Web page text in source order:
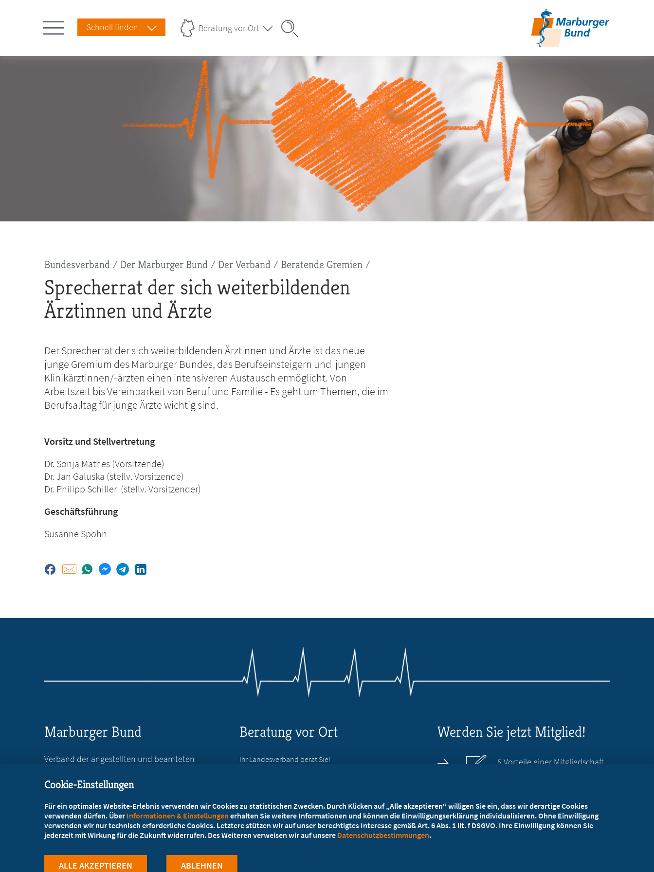
Schnell finden Beratung vor Ort
Pfadnavigation
Bundesverband Der Marburger Bund Der Verband Beratende Gremien
Sprecherrat der sich weiterbildenden
Ärztinnen und Ärzte
Der Sprecherrat der sich weiterbildenden Ärztinnen und Ärzte ist das neue
junge Gremium des Marburger Bundes, das Berufseinsteigern und jungen
Klinikärztinnen/-ärzten einen intensiveren Austausch ermöglicht. Von
Arbeitszeit bis Vereinbarkeit von Beruf und Familie - Es geht um Themen, die im
Berufsalltag für junge Ärzte wichtig sind.
Vorsitz und Stellvertretung
Dr. Sonja Mathes (Vorsitzende)
Dr. Jan Galuska (stellv. Vorsitzende)
Dr. Philipp Schiller (stellv. Vorsitzender)
Geschäftsführung
Susanne Spohn
Marburger Bund
Verband der angestellten und beamteten
Reinhardtstr. 36
+49 30 746846-0
+49 30 746846-45
info@marburger-bund.de
Beratung vor Ort
Ihr Landesverband berät Sie!
Werden Sie jetzt Mitglied!
5 Vorteile einer Mitgliedschaft
Kostenlos für Studierende
Cookie-Einstellungen
Für ein optimales Website-Erlebnis verwenden wir Cookies zu statistischen Zwecken. Durch Klicken auf „Alle akzeptieren“ willigen Sie ein, dass wir derartige Cookies
verwenden dürfen. Über Informationen & Einstellungen erhalten Sie weitere Informationen und können die Einwilligungserklärung individualisieren. Ohne Einwilligung
verwenden wir nur technisch erforderliche Cookies. Letztere stützen wir auf unser berechtigtes Interesse gemäß Art. 6 Abs. 1 lit. f DSGVO. Ihre Einwilligung können Sie
jederzeit mit Wirkung für die Zukunft widerrufen. Des Weiteren verweisen wir auf unsere Datenschutzbestimmungen.
ABLEHNEN
ALLE AKZEPTIEREN